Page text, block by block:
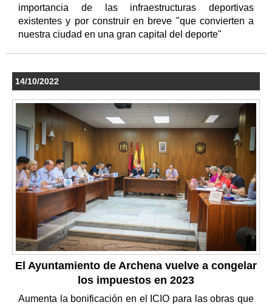
importancia de las infraestructuras deportivas
existentes y por construir en breve "que convierten a
nuestra ciudad en una gran capital del deporte"
14/10/2022
El Ayuntamiento de Archena vuelve a congelar
los impuestos en 2023
Aumenta la bonificación en el ICIO para las obras que